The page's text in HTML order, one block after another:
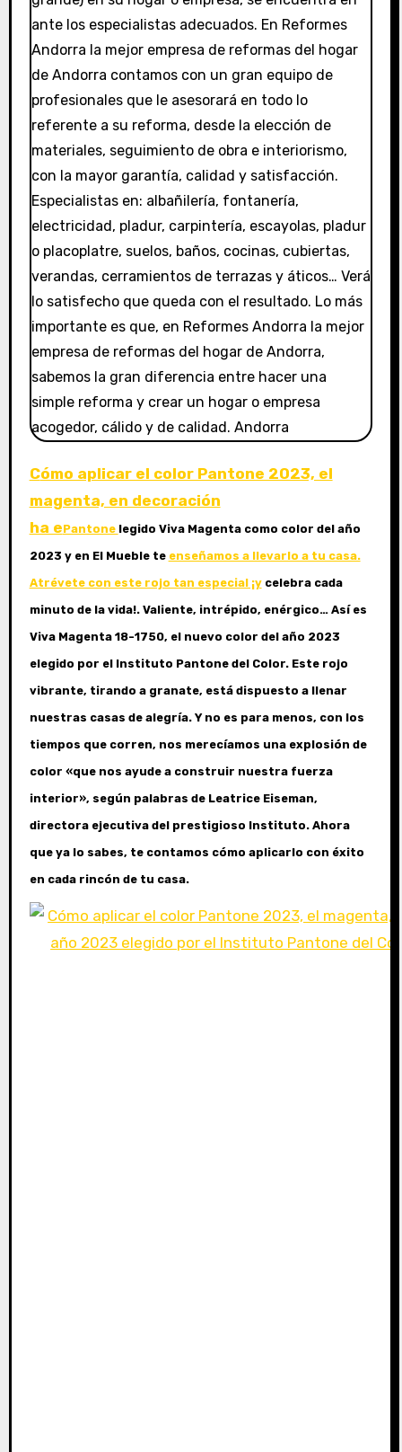
Cómo aplicar el color Pantone 2023, el
magenta, en decoración
ha ePantone legido Viva Magenta como color del año
2023 y en El Mueble te enseñamos a llevarlo a tu casa.
Atrévete con este rojo tan especial ¡ycelebra cada
minuto de la vida!. Valiente, intrépido, enérgico… Así es
Viva Magenta 18-1750, el nuevo color del año 2023
elegido por el Instituto Pantone del Color. Este rojo
vibrante, tirando a granate, está dispuesto a llenar
nuestras casas de alegría. Y no es para menos, con los
tiempos que corren, nos merecíamos una explosión de
color «que nos ayude a construir nuestra fuerza
interior», según palabras de Leatrice Eiseman,
directora ejecutiva del prestigioso Instituto. Ahora
que ya lo sabes, te contamos cómo aplicarlo con éxito
en cada rincón de tu casa.